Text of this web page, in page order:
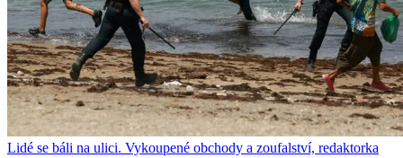
Lidé se báli na ulici. Vykoupené obchody a zoufalství, redaktorka